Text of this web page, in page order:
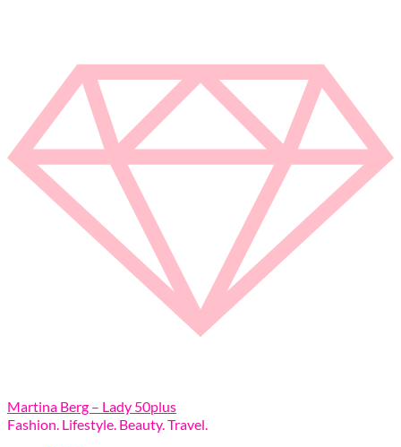
Martina Berg – Lady 50plus
Fashion. Lifestyle. Beauty. Travel.